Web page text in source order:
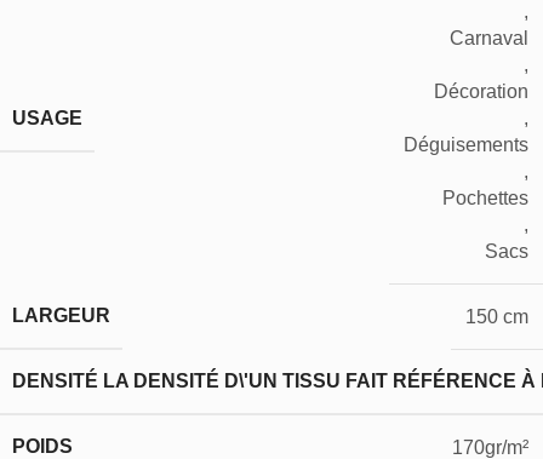
USAGE
,
Carnaval
,
Décoration
,
Déguisements
,
Pochettes
,
Sacs
LARGEUR 150 cm
DENSITÉ LA DENSITÉ D\'UN TISSU FAIT RÉFÉRENCE
POIDS 170gr/m²